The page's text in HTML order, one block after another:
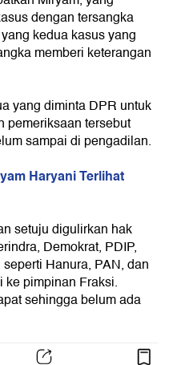
dengan tersangka
kedua kasus yang
memberi keterangan
yang diminta DPR untuk
pemeriksaan tersebut
sampai di pengadilan.
Haryani Terlihat
setuju digulirkan hak
Demokrat, PDIP,
Hanura, PAN, dan
ke pimpinan Fraksi.
sehingga belum ada